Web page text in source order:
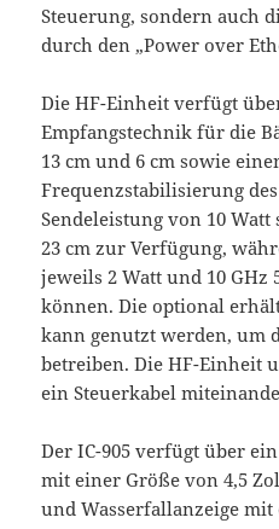
Steuerung, sondern auch
durch den „Power over
Die HF-Einheit verfügt
Empfangstechnik für die
13 cm und 6 cm sowie
Frequenzstabilisierung des
Sendeleistung von 10 Watt
23 cm zur Verfügung,
jeweils 2 Watt und 10 GHz
können. Die optional
kann genutzt werden, um
betreiben. Die HF-Einheit
ein Steuerkabel
Der IC-905 verfügt über
mit einer Größe von 4,5
und Wasserfallanzeige